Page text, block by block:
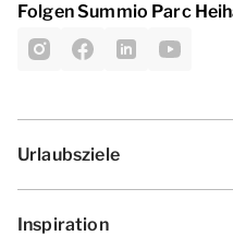
Folgen Summio Parc
Urlaubsziele
Inspiration